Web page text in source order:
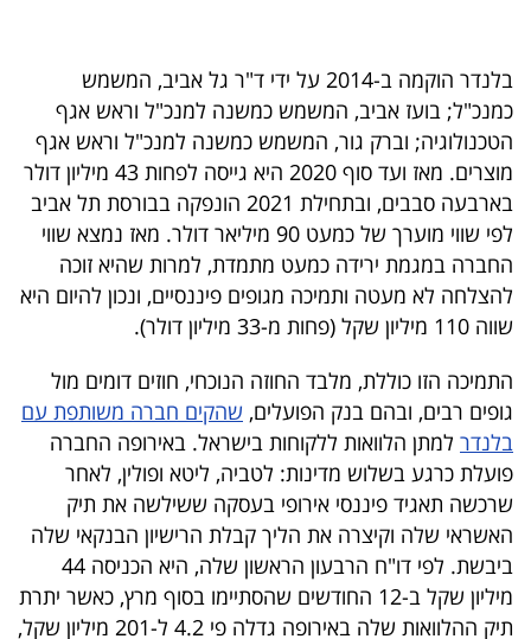
הכלכלי
פודקאסט
40
UNDER
40
פעולה
דרושים
ניוזלטרים
בלנדר הוקמה ב-2014 על ידי ד"ר גל אביב, המשמש
כמנכ"ל; בועז אביב, המשמש כמשנה למנכ"ל וראש אגף
הטכנולוגיה; וברק גור, המשמש כמשנה למנכ"ל וראש אגף
מוצרים. מאז ועד סוף 2020 היא גייסה לפחות 43 מיליון דולר
בארבעה סבבים, ובתחילת 2021 הונפקה בבורסת תל אביב
לפי שווי מוערך של כמעט 90 מיליאר דולר. מאז נמצא שווי
החברה במגמת ירידה כמעט מתמדת, למרות שהיא זוכה
להצלחה לא מעטה ותמיכה מגופים פיננסיים, ונכון להיום היא
שווה 110 מיליון שקל (פחות מ-33 מיליון דולר).
התמיכה הזו כוללת, מלבד החוזה הנוכחי, חוזים דומים מול
גופים רבים, ובהם בנק הפועלים, שהקים חברה משותפת עם
בלנדר למתן הלוואות ללקוחות בישראל. באירופה החברה
פועלת כרגע בשלוש מדינות: לטביה, ליטא ופולין, לאחר
שרכשה תאגיד פיננסי אירופי בעסקה ששילשה את תיק
האשראי שלה וקיצרה את הליך קבלת הרישיון הבנקאי שלה
ביבשת. לפי דו"ח הרבעון הראשון שלה, היא הכניסה 44
מיליון שקל ב-12 החודשים שהסתיימו בסוף מרץ, כאשר יתרת
תיק ההלוואות שלה באירופה גדלה פי 4.2 ל-201 מיליון שקל,